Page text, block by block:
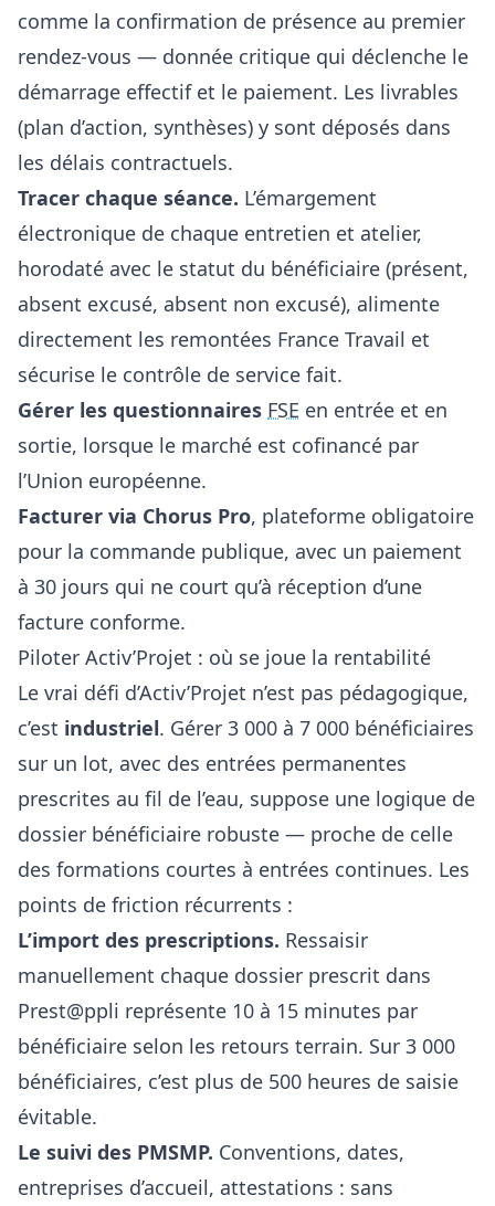
comme la confirmation de présence au premier
rendez-vous — donnée critique qui déclenche le
démarrage effectif et le paiement. Les livrables
(plan d’action, synthèses) y sont déposés dans
les délais contractuels.
Tracer chaque séance. L’émargement
électronique de chaque entretien et atelier,
horodaté avec le statut du bénéficiaire (présent,
absent excusé, absent non excusé), alimente
directement les remontées France Travail et
sécurise le contrôle de service fait.
Gérer les questionnaires FSE en entrée et en
sortie, lorsque le marché est cofinancé par
l’Union européenne.
Facturer via Chorus Pro, plateforme obligatoire
pour la commande publique, avec un paiement
à 30 jours qui ne court qu’à réception d’une
facture conforme.
Piloter Activ’Projet : où se joue la rentabilité
Le vrai défi d’Activ’Projet n’est pas pédagogique,
c’est industriel. Gérer 3 000 à 7 000 bénéficiaires
sur un lot, avec des entrées permanentes
prescrites au fil de l’eau, suppose une logique de
dossier bénéficiaire robuste — proche de celle
des formations courtes à entrées continues. Les
points de friction récurrents :
L’import des prescriptions. Ressaisir
manuellement chaque dossier prescrit dans
Prest@ppli représente 10 à 15 minutes par
bénéficiaire selon les retours terrain. Sur 3 000
bénéficiaires, c’est plus de 500 heures de saisie
évitable.
Le suivi des PMSMP. Conventions, dates,
entreprises d’accueil, attestations : sans